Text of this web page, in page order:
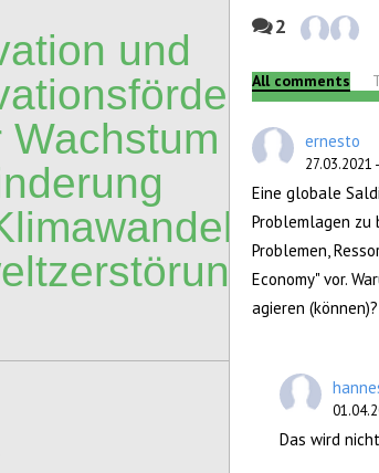
und
Wachstum oder
und
2
All comments
ernesto
27.03.2021
Eine globale
Problemlagen zu
Problemen,
Economy" vor.
agieren (können)?
Das wird